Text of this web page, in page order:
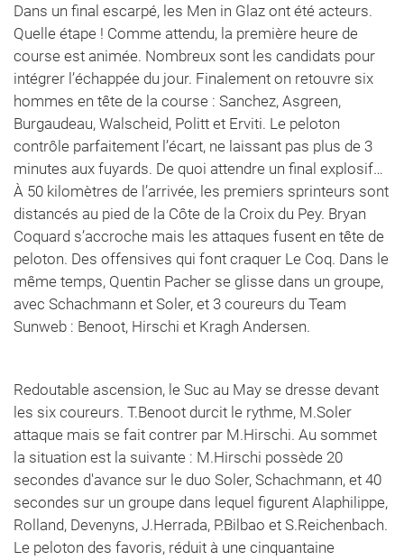
Dans un final escarpé, les Men in Glaz ont été acteurs.
Quelle étape ! Comme attendu, la première heure de
course est animée. Nombreux sont les candidats pour
intégrer l’échappée du jour. Finalement on retouvre six
hommes en tête de la course : Sanchez, Asgreen,
Burgaudeau, Walscheid, Politt et Erviti. Le peloton
contrôle parfaitement l’écart, ne laissant pas plus de 3
minutes aux fuyards. De quoi attendre un final explosif…
À 50 kilomètres de l’arrivée, les premiers sprinteurs sont
distancés au pied de la Côte de la Croix du Pey. Bryan
Coquard s’accroche mais les attaques fusent en tête de
peloton. Des offensives qui font craquer Le Coq. Dans le
même temps, Quentin Pacher se glisse dans un groupe,
avec Schachmann et Soler, et 3 coureurs du Team
Sunweb : Benoot, Hirschi et Kragh Andersen.
Redoutable ascension, le Suc au May se dresse devant
les six coureurs. T.Benoot durcit le rythme, M.Soler
attaque mais se fait contrer par M.Hirschi. Au sommet
la situation est la suivante : M.Hirschi possède 20
secondes d'avance sur le duo Soler, Schachmann, et 40
secondes sur un groupe dans lequel figurent Alaphilippe,
Rolland, Devenyns, J.Herrada, P.Bilbao et S.Reichenbach.
Le peloton des favoris, réduit à une cinquantaine